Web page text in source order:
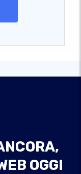
OGGI